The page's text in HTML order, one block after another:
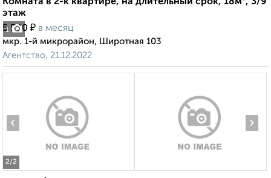
1
Комната в 2-к квартире, на длительный срок, 18м², 3/9
этаж
5 500 ₽ в месяц
мкр. 1-й микрорайон, Широтная 103
Агентство, 21.12.2022
2/2
‹ ›